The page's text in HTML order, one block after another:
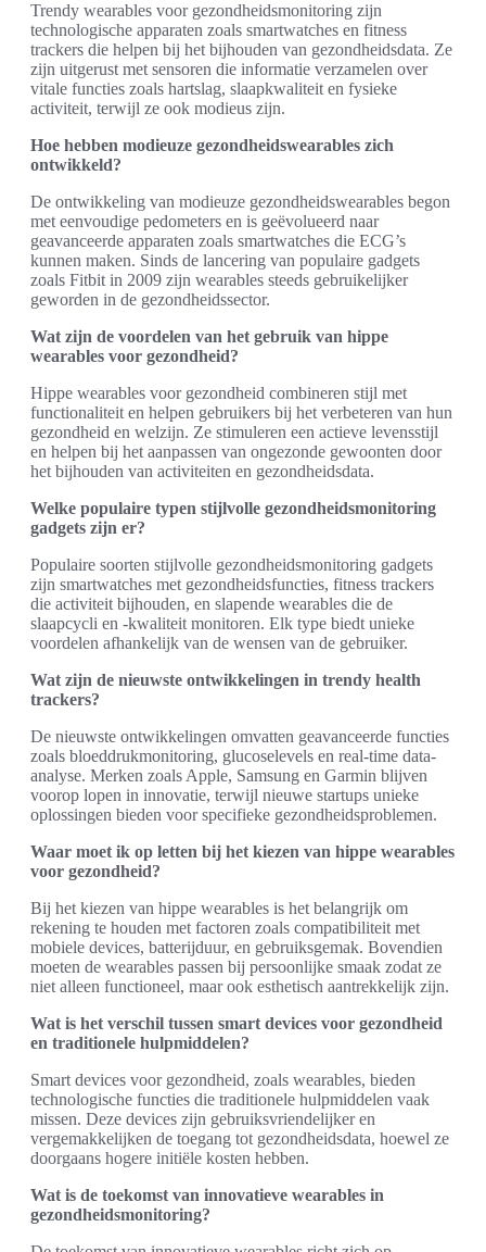
Trendy wearables voor gezondheidsmonitoring zijn
technologische apparaten zoals smartwatches en fitness
trackers die helpen bij het bijhouden van gezondheidsdata. Ze
zijn uitgerust met sensoren die informatie verzamelen over
vitale functies zoals hartslag, slaapkwaliteit en fysieke
activiteit, terwijl ze ook modieus zijn.
Hoe hebben modieuze gezondheidswearables zich
ontwikkeld?
De ontwikkeling van modieuze gezondheidswearables begon
met eenvoudige pedometers en is geëvolueerd naar
geavanceerde apparaten zoals smartwatches die ECG’s
kunnen maken. Sinds de lancering van populaire gadgets
zoals Fitbit in 2009 zijn wearables steeds gebruikelijker
geworden in de gezondheidssector.
Wat zijn de voordelen van het gebruik van hippe
wearables voor gezondheid?
Hippe wearables voor gezondheid combineren stijl met
functionaliteit en helpen gebruikers bij het verbeteren van hun
gezondheid en welzijn. Ze stimuleren een actieve levensstijl
en helpen bij het aanpassen van ongezonde gewoonten door
het bijhouden van activiteiten en gezondheidsdata.
Welke populaire typen stijlvolle gezondheidsmonitoring
gadgets zijn er?
Populaire soorten stijlvolle gezondheidsmonitoring gadgets
zijn smartwatches met gezondheidsfuncties, fitness trackers
die activiteit bijhouden, en slapende wearables die de
slaapcycli en -kwaliteit monitoren. Elk type biedt unieke
voordelen afhankelijk van de wensen van de gebruiker.
Wat zijn de nieuwste ontwikkelingen in trendy health
trackers?
De nieuwste ontwikkelingen omvatten geavanceerde functies
zoals bloeddrukmonitoring, glucoselevels en real-time data-
analyse. Merken zoals Apple, Samsung en Garmin blijven
voorop lopen in innovatie, terwijl nieuwe startups unieke
oplossingen bieden voor specifieke gezondheidsproblemen.
Waar moet ik op letten bij het kiezen van hippe wearables
voor gezondheid?
Bij het kiezen van hippe wearables is het belangrijk om
rekening te houden met factoren zoals compatibiliteit met
mobiele devices, batterijduur, en gebruiksgemak. Bovendien
moeten de wearables passen bij persoonlijke smaak zodat ze
niet alleen functioneel, maar ook esthetisch aantrekkelijk zijn.
Wat is het verschil tussen smart devices voor gezondheid
en traditionele hulpmiddelen?
Smart devices voor gezondheid, zoals wearables, bieden
technologische functies die traditionele hulpmiddelen vaak
missen. Deze devices zijn gebruiksvriendelijker en
vergemakkelijken de toegang tot gezondheidsdata, hoewel ze
doorgaans hogere initiële kosten hebben.
Wat is de toekomst van innovatieve wearables in
gezondheidsmonitoring?